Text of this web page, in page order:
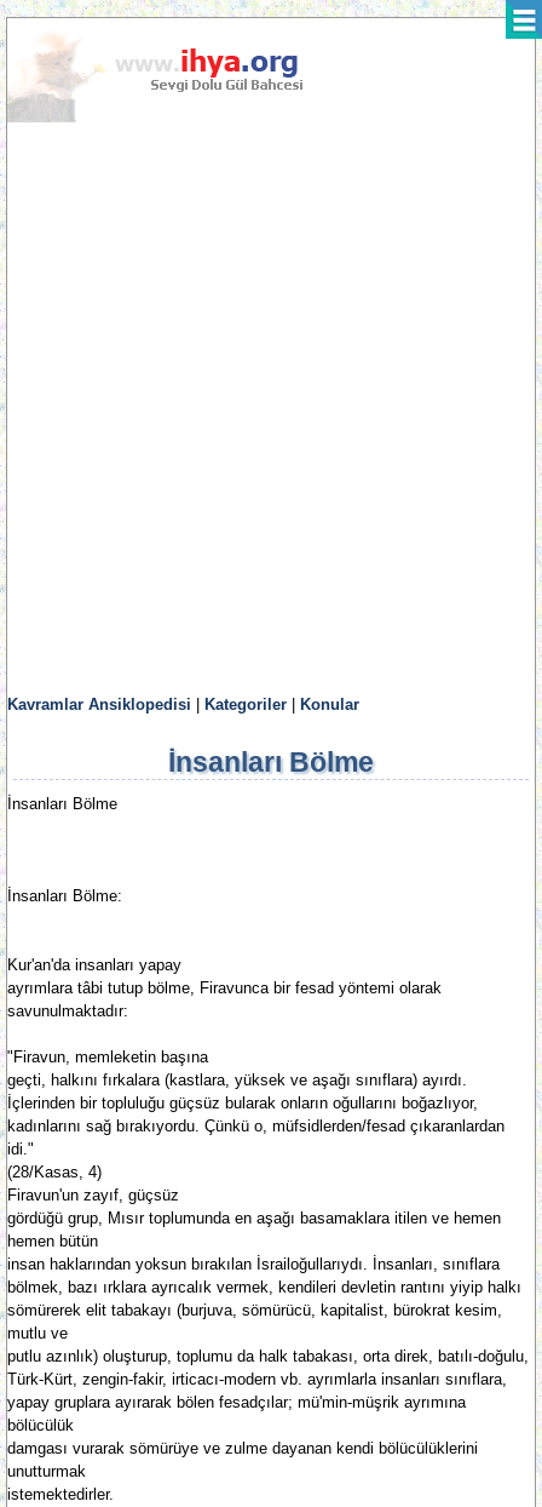
Kavramlar Ansiklopedisi Kategoriler Konular
İnsanları Bölme
İnsanları Bölme
İnsanları Bölme:
Kur'an'da insanları yapay
ayrımlara tâbi tutup bölme, Firavunca bir fesad yöntemi olarak
savunulmaktadır:
"Firavun, memleketin başına
geçti, halkını fırkalara (kastlara, yüksek ve aşağı sınıflara) ayırdı.
İçlerinden bir topluluğu güçsüz bularak onların oğullarını boğazlıyor,
kadınlarını sağ bırakıyordu. Çünkü o, müfsidlerden/fesad çıkaranlardan
idi."
(28/Kasas, 4)
Firavun'un zayıf, güçsüz
gördüğü grup, Mısır toplumunda en aşağı basamaklara itilen ve hemen
hemen bütün
insan haklarından yoksun bırakılan İsrailoğullarıydı. İnsanları, sınıflara
bölmek, bazı ırklara ayrıcalık vermek, kendileri devletin rantını yiyip halkı
sömürerek elit tabakayı (burjuva, sömürücü, kapitalist, bürokrat kesim,
mutlu ve
putlu azınlık) oluşturup, toplumu da halk tabakası, orta direk, batılı-doğulu,
Türk-Kürt, zengin-fakir, irticacı-modern vb. ayrımlarla insanları sınıflara,
yapay gruplara ayırarak bölen fesadçılar; mü'min-müşrik ayrımına
bölücülük
damgası vurarak sömürüye ve zulme dayanan kendi bölücülüklerini
unutturmak
istemektedirler.